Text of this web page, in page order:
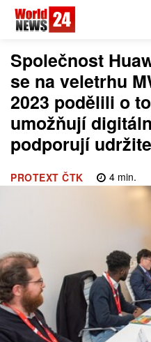
Společnost
se na veletrhu
2023 podělili o
umožňují
podporují
PROTEXT ČTK 4min.